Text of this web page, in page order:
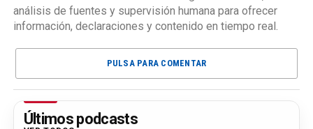
análisis de fuentes y supervisión humana para ofrecer
información, declaraciones y contenido en tiempo real.
PULSA PARA COMENTAR
Últimos podcasts